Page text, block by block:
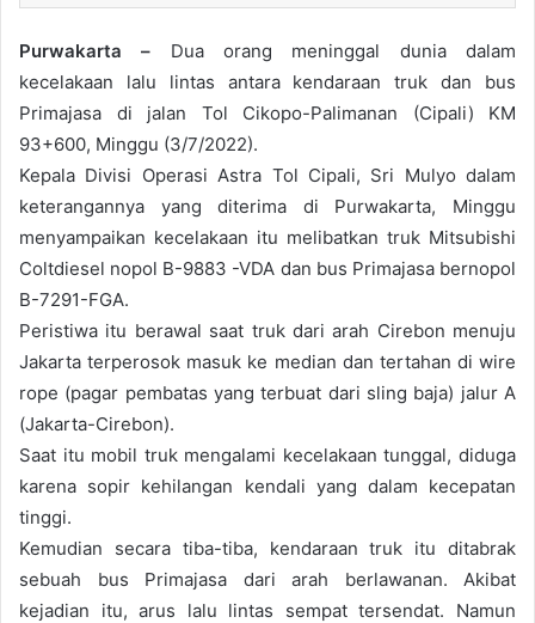
Purwakarta – Dua orang meninggal dunia dalam
kecelakaan lalu lintas antara kendaraan truk dan bus
Primajasa di jalan Tol Cikopo-Palimanan (Cipali) KM
93+600, Minggu (3/7/2022).
Kepala Divisi Operasi Astra Tol Cipali, Sri Mulyo dalam
keterangannya yang diterima di Purwakarta, Minggu
menyampaikan kecelakaan itu melibatkan truk Mitsubishi
Coltdiesel nopol B-9883 -VDA dan bus Primajasa bernopol
B-7291-FGA.
Peristiwa itu berawal saat truk dari arah Cirebon menuju
Jakarta terperosok masuk ke median dan tertahan di wire
rope (pagar pembatas yang terbuat dari sling baja) jalur A
(Jakarta-Cirebon).
Saat itu mobil truk mengalami kecelakaan tunggal, diduga
karena sopir kehilangan kendali yang dalam kecepatan
tinggi.
Kemudian secara tiba-tiba, kendaraan truk itu ditabrak
sebuah bus Primajasa dari arah berlawanan. Akibat
kejadian itu, arus lalu lintas sempat tersendat. Namun